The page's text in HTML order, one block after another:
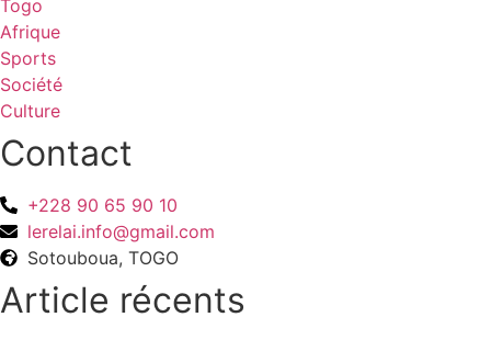
Togo
Afrique
Sports
Société
Culture
Contact
+228 90 65 90 10
lerelai.info@gmail.com
Sotouboua, TOGO
Article récents